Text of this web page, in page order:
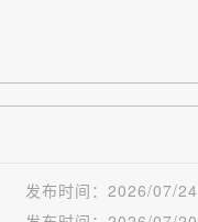
发布时间： 2026/07/24